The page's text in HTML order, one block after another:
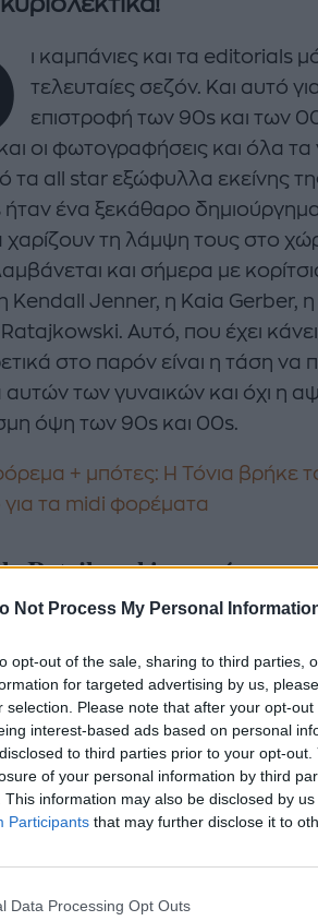
Not Process My Personal
opt-out of the sale, sharing to third parties,
for targeted advertising by us,
selection. Please note that after your opt-
interest-based ads based on personal
to third parties prior to your opt-
of your personal information by third
This information may also be disclosed by
Participants that may further disclose it to
Data Processing Opt Outs
ι καμπάνιες και τα editorials
τελευταίες σεζόν. Και αυτό
επιστροφή των 90s και των
οι φωτογραφήσεις και όλα
τα all star εξώφυλλα εκείνης
ένα ξεκάθαρο
τη λάμψη τους στο
και σήμερα με
Kendall Jenner, η Kaia Gerber,
Αυτό, που έχει
στο παρόν είναι η τάση να
των γυναικών και όχι η
όψη των 90s και 00s.
+ μπότες: Η Τόνια βρήκε
για τα midi φορέματα
Ratajkowski συστήνει το
Ratajkowskiέχει τολμήσει να
τόσο για το πρόσφατο
της αλλά και την όλη
Εκτός, όμως, από αυτά
«My Body», όπου
της θέματα, όπως η σχέση
διαδοχικές συνεντεύξεις για
θέλοντας να είναι
ΑΠΟΣΤΟΛΟΠΟΥΛΟΥ
καλοκαιρινή
σαλάτα με
φέτα και φράουλες
Nτίνα
έπαθα